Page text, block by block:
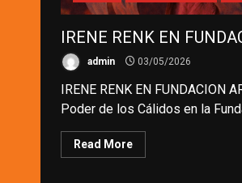
IRENE RENK EN
admin 03/05/2026
IRENE RENK EN FUNDACION
Poder de los Cálidos en la
Read More